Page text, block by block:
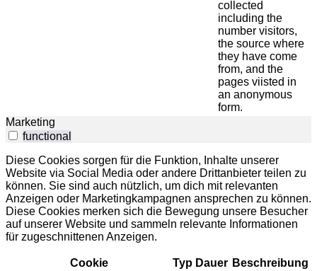
collected
including the
number visitors,
the source where
they have come
from, and the
pages viisted in
an anonymous
form.
Marketing
functional
Diese Cookies sorgen für die Funktion, Inhalte unserer
Website via Social Media oder andere Drittanbieter teilen zu
können. Sie sind auch nützlich, um dich mit relevanten
Anzeigen oder Marketingkampagnen ansprechen zu können.
Diese Cookies merken sich die Bewegung unsere Besucher
auf unserer Website und sammeln relevante Informationen
für zugeschnittenen Anzeigen.
Cookie Typ Dauer Beschreibung